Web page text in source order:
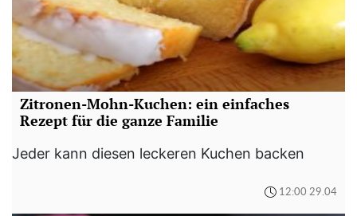
Zitronen-Mohn-Kuchen: ein einfaches
Rezept für die ganze Familie
Jeder kann diesen leckeren Kuchen backen
12:00 29.04